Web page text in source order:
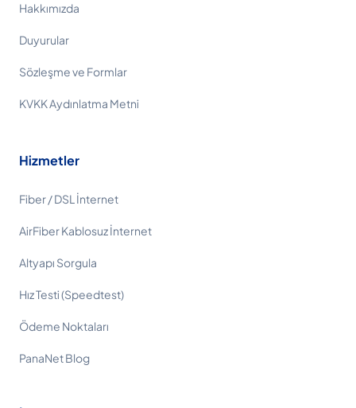
Hakkımızda
Duyurular
Sözleşme ve Formlar
KVKK Aydınlatma Metni
Hizmetler
Fiber / DSL İnternet
AirFiber Kablosuz İnternet
Altyapı Sorgula
Hız Testi (Speedtest)
Ödeme Noktaları
PanaNet Blog